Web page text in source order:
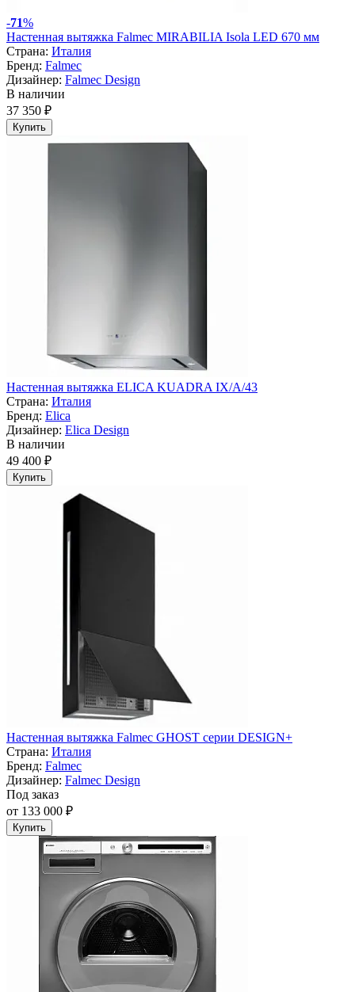
-71%
Настенная вытяжка Falmec MIRABILIA Isola LED 670 мм
Страна: Италия
Бренд: Falmec
Дизайнер: Falmec Design
В наличии
37 350 ₽
Купить
Настенная вытяжка ELICA KUADRA IX/A/43
Страна: Италия
Бренд: Elica
Дизайнер: Elica Design
В наличии
49 400 ₽
Купить
Настенная вытяжка Falmec GHOST серии DESIGN+
Страна: Италия
Бренд: Falmec
Дизайнер: Falmec Design
Под заказ
от 133 000 ₽
Купить